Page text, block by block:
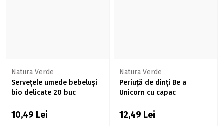
Natura Verde
Servețele umede bebeluși
bio delicate 20 buc
10,49 Lei
Natura Verde
Periuță de dinți Be a
Unicorn cu capac
12,49 Lei